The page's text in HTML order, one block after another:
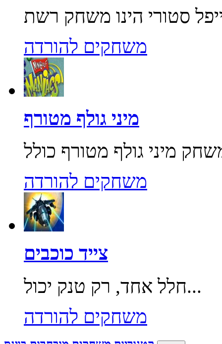
משחקים להורדה
מיני גולף מטורף
משחקים להורדה
צייד כוכבים
חלל אחד, רק טנק יכול...
משחקים להורדה